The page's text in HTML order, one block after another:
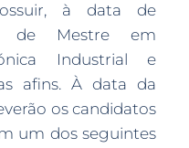
à data de
de Mestre em
Industrial e
afins. À data da
os candidatos
um dos seguintes